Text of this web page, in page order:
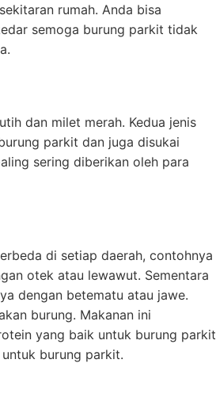
rumah. Anda bisa
semoga burung parkit tidak
dan milet merah. Kedua jenis
parkit dan juga disukai
sering diberikan oleh para
di setiap daerah, contohnya
otek atau lewawut. Sementara
dengan betematu atau jawe.
burung. Makanan ini
yang baik untuk burung parkit
burung parkit.